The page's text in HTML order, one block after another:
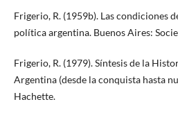
Frigerio, R. (1959b). Las condiciones
política argentina. Buenos Aires:
Frigerio, R. (1979). Síntesis de la
Argentina (desde la conquista hasta
Hachette.